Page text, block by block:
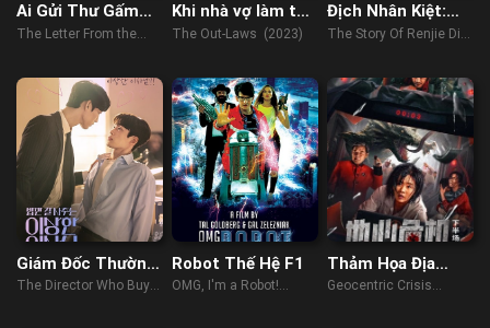
Ai Gửi Thư Gấm
Từ Trong Mây
The Letter From the
Khi nhà vợ làm tội
phạm
The Out-Laws (2023)
Địch Nhân Kiệt:
Bức Tranh Luân
The Story Of Renjie Di's
Giám Đốc Thường
Mời Tôi Ăn Tối
The Director Who Buys
Robot Thế Hệ F1
OMG, I'm a Robot!
Thảm Họa Địa
Tâm
Geocentric Crisis